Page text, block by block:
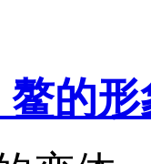
的形